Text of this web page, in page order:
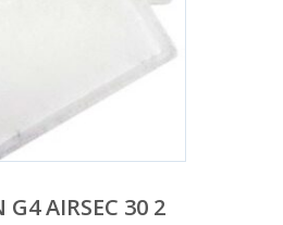
AIRSEC 30 2